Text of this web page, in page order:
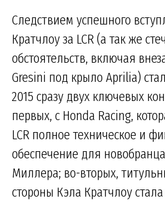
Следствием успешного
Кратчлоу за LCR (а так же
обстоятельств, включая
Gresini под крыло Aprilia)
2015 сразу двух ключевых
первых, с Honda Racing,
LCR полное техническое и
обеспечение для новобранца
Миллера; во-вторых,
стороны Кэла Кратчлоу